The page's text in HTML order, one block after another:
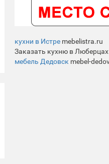
кухни в Истре mebelistra.ru
Заказать кухню в Люберцах
мебель Дедовск mebel-